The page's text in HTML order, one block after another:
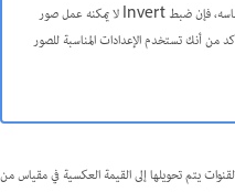
لأن فيلم الطباعة الملون يحتوي على قناع برتقالي في أساسه، فإن ضبط Invert لا يمكنه عمل صور
من أنك تستخدم الإعدادات المناسبة للصور
يتم تحويلها إلى القيمة العكسية في مقياس من